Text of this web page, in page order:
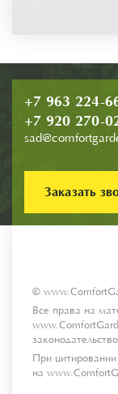
+7 963 224-
+7 920 270-
Заказать
©
Все права на
При
на